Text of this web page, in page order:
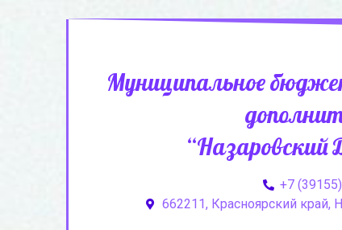
Муниципальное
“Назаровский
+7
662211, Красноярский край,